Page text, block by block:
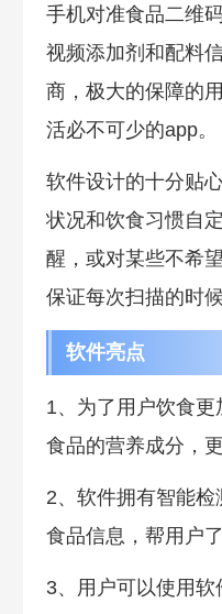
手机对准食品二维
视频添加剂和配料
商，极大的保障的
活必不可少的app。
软件设计的十分贴
状况和饮食习惯自
醒，或对某些不希
保证每次扫描的时
软件亮点
1、为了用户饮食
食品的营养成分，
2、软件拥有智能
食品信息，帮用户
3、用户可以使用